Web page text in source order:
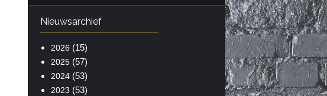
Nieuwsarchief
2026 (15)
2025(57)
2024(53)
2023 (53)